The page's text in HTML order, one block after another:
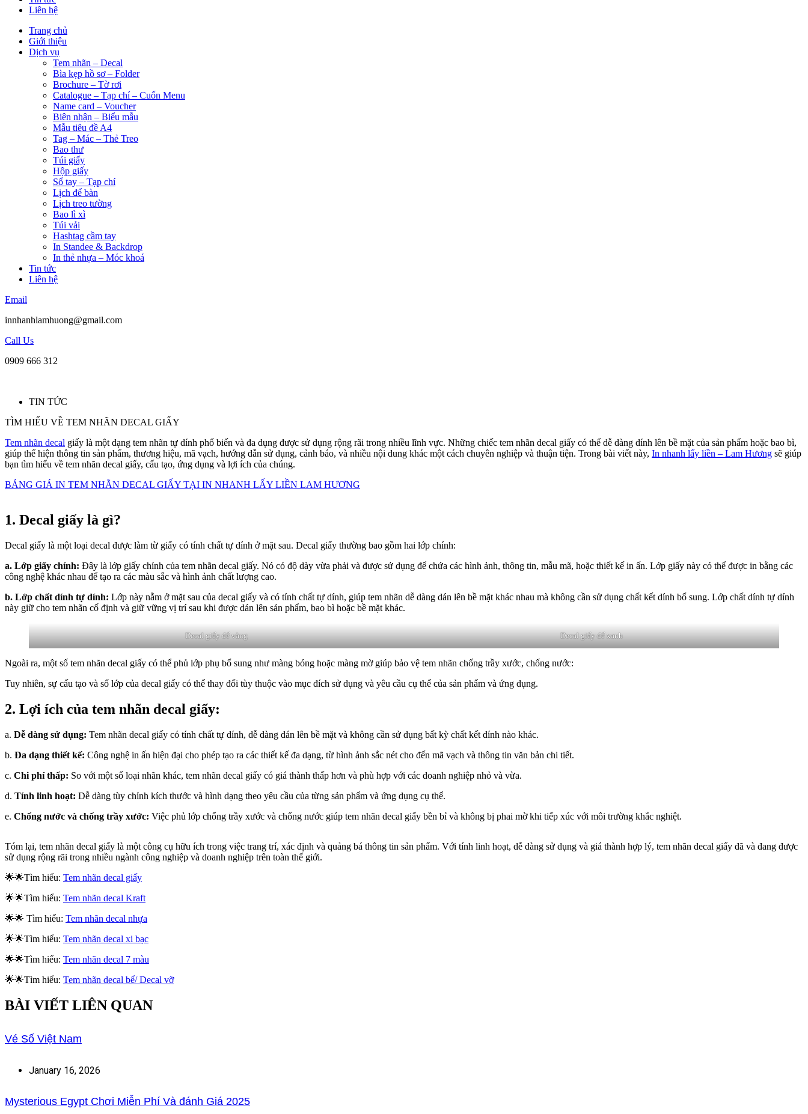
Liên hệ
Trang chủ
Giới thiệu
Dịch vụ
Tem nhãn – Decal
Bìa kẹp hồ sơ – Folder
Brochure – Tờ rơi
Catalogue – Tạp chí – Cuốn Menu
Name card – Voucher
Biên nhận – Biểu mẫu
Mẫu tiêu đề A4
Tag – Mác – Thẻ Treo
Bao thư
Túi giấy
Hộp giấy
Sổ tay – Tạp chí
Lịch để bàn
Lịch treo tường
Bao lì xì
Túi vải
Hashtag cầm tay
In Standee & Backdrop
In thẻ nhựa – Móc khoá
Tin tức
Liên hệ
Email
innhanhlamhuong@gmail.com
Call Us
0909 666 312
TIN TỨC
TÌM HIỂU VỀ TEM NHÃN DECAL GIẤY
Tem nhãn decal giấy là một dạng tem nhãn tự dính phổ biến và đa dụng được sử dụng rộng rãi trong nhiều lĩnh vực. Những chiếc tem nhãn decal giấy có thể dễ dàng dính lên bề mặt của sản phẩm hoặc bao bì,
giúp thể hiện thông tin sản phẩm, thương hiệu, mã vạch, hướng dẫn sử dụng, cảnh báo, và nhiều nội dung khác một cách chuyên nghiệp và thuận tiện. Trong bài viết này, In nhanh lấy liền – Lam Hương sẽ giúp
bạn tìm hiểu về tem nhãn decal giấy, cấu tạo, ứng dụng và lợi ích của chúng.
BẢNG GIÁ IN TEM NHÃN DECAL GIẤY TẠI IN NHANH LẤY LIỀN LAM HƯƠNG
1. Decal giấy là gì?
Decal giấy là một loại decal được làm từ giấy có tính chất tự dính ở mặt sau. Decal giấy thường bao gồm hai lớp chính:
a. Lớp giấy chính: Đây là lớp giấy chính của tem nhãn decal giấy. Nó có độ dày vừa phải và được sử dụng để chứa các hình ảnh, thông tin, mẫu mã, hoặc thiết kế in ấn. Lớp giấy này có thể được in bằng các
công nghệ khác nhau để tạo ra các màu sắc và hình ảnh chất lượng cao.
b. Lớp chất dính tự dính: Lớp này nằm ở mặt sau của decal giấy và có tính chất tự dính, giúp tem nhãn dễ dàng dán lên bề mặt khác nhau mà không cần sử dụng chất kết dính bổ sung. Lớp chất dính tự dính
này giữ cho tem nhãn cố định và giữ vững vị trí sau khi được dán lên sản phẩm, bao bì hoặc bề mặt khác.
Decal giấy đế vàng Decal giấy đế xanh
Ngoài ra, một số tem nhãn decal giấy có thể phủ lớp phụ bổ sung như màng bóng hoặc màng mờ giúp bảo vệ tem nhãn chống trầy xước, chống nước:
Tuy nhiên, sự cấu tạo và số lớp của decal giấy có thể thay đổi tùy thuộc vào mục đích sử dụng và yêu cầu cụ thể của sản phẩm và ứng dụng.
2. Lợi ích của tem nhãn decal giấy:
a. Dễ dàng sử dụng: Tem nhãn decal giấy có tính chất tự dính, dễ dàng dán lên bề mặt và không cần sử dụng bất kỳ chất kết dính nào khác.
b. Đa dạng thiết kế: Công nghệ in ấn hiện đại cho phép tạo ra các thiết kế đa dạng, từ hình ảnh sắc nét cho đến mã vạch và thông tin văn bản chi tiết.
c. Chi phí thấp: So với một số loại nhãn khác, tem nhãn decal giấy có giá thành thấp hơn và phù hợp với các doanh nghiệp nhỏ và vừa.
d. Tính linh hoạt: Dễ dàng tùy chỉnh kích thước và hình dạng theo yêu cầu của từng sản phẩm và ứng dụng cụ thể.
e. Chống nước và chống trầy xước: Việc phủ lớp chống trầy xước và chống nước giúp tem nhãn decal giấy bền bỉ và không bị phai mờ khi tiếp xúc với môi trường khắc nghiệt.
Tóm lại, tem nhãn decal giấy là một công cụ hữu ích trong việc trang trí, xác định và quảng bá thông tin sản phẩm. Với tính linh hoạt, dễ dàng sử dụng và giá thành hợp lý, tem nhãn decal giấy đã và đang được
sử dụng rộng rãi trong nhiều ngành công nghiệp và doanh nghiệp trên toàn thế giới.
🌟🌟Tìm hiểu: Tem nhãn decal giấy
🌟🌟Tìm hiểu: Tem nhãn decal Kraft
🌟🌟 Tìm hiểu: Tem nhãn decal nhựa
🌟🌟Tìm hiểu: Tem nhãn decal xi bạc
🌟🌟Tìm hiểu: Tem nhãn decal 7 màu
🌟🌟Tìm hiểu: Tem nhãn decal bể/ Decal vỡ
BÀI VIẾT LIÊN QUAN
Vé Số Việt Nam
January 16, 2026
Mysterious Egypt Chơi Miễn Phí Và đánh Giá 2025